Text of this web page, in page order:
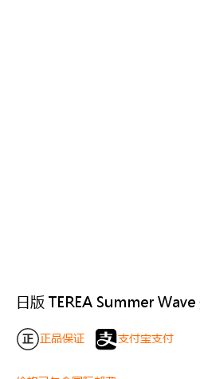
日版 TEREA Summer
正品保证 支付宝支付